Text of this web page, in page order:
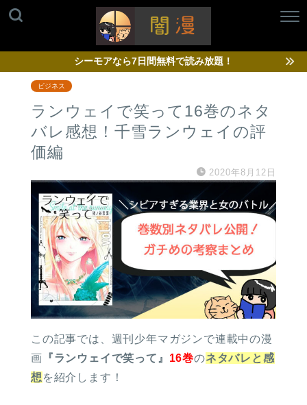
シーモアなら7日間無料で読み放題！
ビジネス
ランウェイで笑って16巻のネタ
バレ感想！千雪ランウェイの評
価編
2020年8月12日
この記事では、週刊少年マガジンで連載中の漫
画 『ランウェイで笑って』 16巻のネタバレと感
想 を紹介します！